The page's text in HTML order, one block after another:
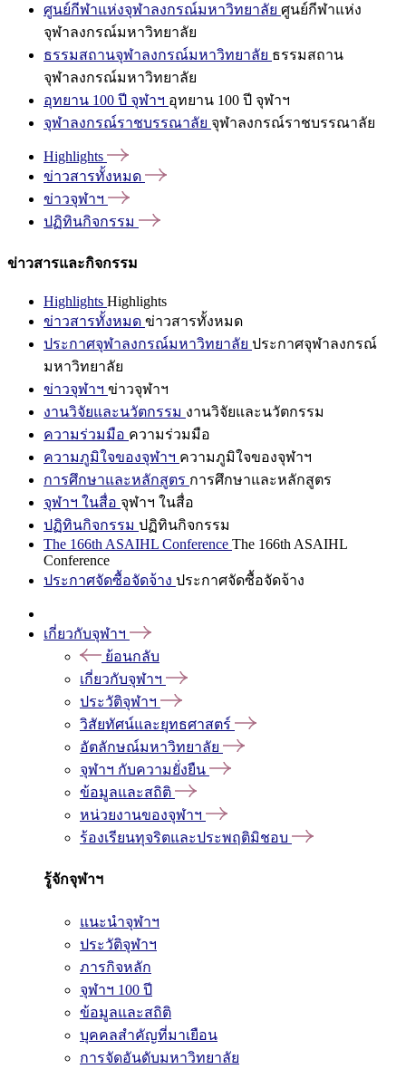
ศูนย์กีฬาแห่งจุฬาลงกรณ์มหาวิทยาลัย ศูนย์กีฬาแห่ง
จุฬาลงกรณ์มหาวิทยาลัย
ธรรมสถานจุฬาลงกรณ์มหาวิทยาลัย ธรรมสถาน
จุฬาลงกรณ์มหาวิทยาลัย
อุทยาน 100 ปี จุฬาฯ อุทยาน 100 ปี จุฬาฯ
จุฬาลงกรณ์ราชบรรณาลัย จุฬาลงกรณ์ราชบรรณาลัย
Highlights
ข่าวสารทั้งหมด
ข่าวจุฬาฯ
ปฏิทินกิจกรรม
ข่าวสารและกิจกรรม
Highlights Highlights
ข่าวสารทั้งหมด ข่าวสารทั้งหมด
ประกาศจุฬาลงกรณ์มหาวิทยาลัย ประกาศจุฬาลงกรณ์
มหาวิทยาลัย
ข่าวจุฬาฯ ข่าวจุฬาฯ
งานวิจัยและนวัตกรรม งานวิจัยและนวัตกรรม
ความร่วมมือ ความร่วมมือ
ความภูมิใจของจุฬาฯ ความภูมิใจของจุฬาฯ
การศึกษาและหลักสูตร การศึกษาและหลักสูตร
จุฬาฯ ในสื่อ จุฬาฯ ในสื่อ
ปฏิทินกิจกรรม ปฏิทินกิจกรรม
The 166th ASAIHL Conference The 166th ASAIHL
Conference
ประกาศจัดซื้อจัดจ้าง ประกาศจัดซื้อจัดจ้าง
เกี่ยวกับจุฬาฯ
ย้อนกลับ
เกี่ยวกับจุฬาฯ
ประวัติจุฬาฯ
วิสัยทัศน์และยุทธศาสตร์
อัตลักษณ์มหาวิทยาลัย
จุฬาฯ กับความยั่งยืน
ข้อมูลและสถิติ
หน่วยงานของจุฬาฯ
ร้องเรียนทุจริตและประพฤติมิชอบ
รู้จักจุฬาฯ
แนะนำจุฬาฯ
ประวัติจุฬาฯ
ภารกิจหลัก
จุฬาฯ 100 ปี
ข้อมูลและสถิติ
บุคคลสำคัญที่มาเยือน
การจัดอันดับมหาวิทยาลัย